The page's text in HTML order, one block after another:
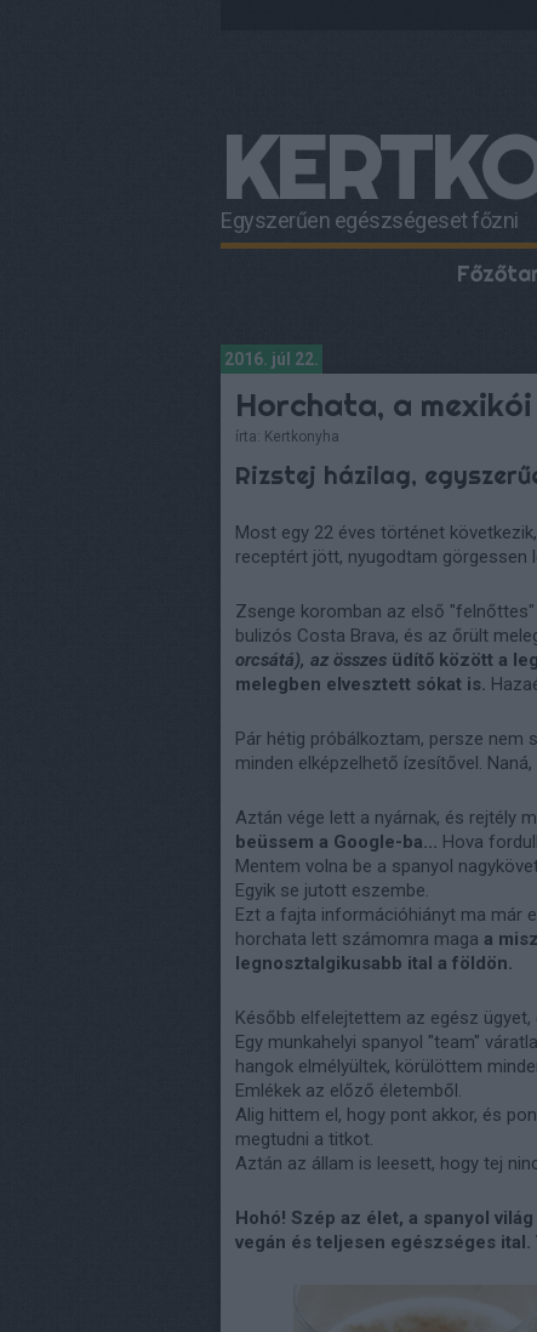
Egyszerűen egészségeset főzni
2016. júl 22.
Horchata, a
írta: Kertkonyha
Rizstej házilag,
Most egy 22 éves történet
receptért jött, nyugodtam görgessen
Zsenge koromban az első
bulizós Costa Brava, és az őrült
orcsátá), az összes üdítő között a
melegben elvesztett sókat is.
Pár hétig próbálkoztam, persze nem
minden elképzelhető ízesítővel.
Aztán vége lett a nyárnak, és rejtély
beüssem a Google-ba... Hova
Mentem volna be a spanyol
Egyik se jutott eszembe.
Ezt a fajta információhiányt ma már
horchata lett számomra maga a
legnosztalgikusabb ital a földön.
Később elfelejtettem az egész
Egy munkahelyi spanyol "team"
hangok elmélyültek, körülöttem
Emlékek az előző életemből.
Alig hittem el, hogy pont akkor, és
megtudni a titkot.
Aztán az állam is leesett, hogy tej
Hohó! Szép az élet, a spanyol
vegán és teljesen egészséges ital.